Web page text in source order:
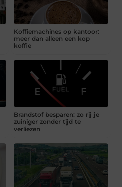
Koffiemachines op kantoor:
meer dan alleen een kop
koffie
Brandstof besparen: zo rij je
zuiniger zonder tijd te
verliezen